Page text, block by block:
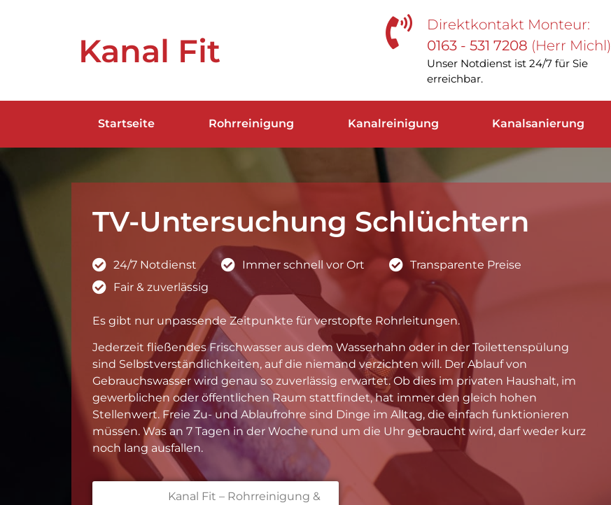
Kanal Fit
Direktkontakt Monteur:
0163 - 531 7208 (Herr Michl)
Unser Notdienst ist 24/7 für Sie
erreichbar.
Startseite Rohrreinigung Kanalreinigung Kanalsanierung
TV-Untersuchung Schlüchtern
24/7 Notdienst Immer schnell vor Ort
Transparente Preise
Fair & zuverlässig
Es gibt nur unpassende Zeitpunkte für verstopfte Rohrleitungen.
Jederzeit fließendes Frischwasser aus dem Wasserhahn oder in der Toilettenspülung
sind Selbstverständlichkeiten, auf die niemand verzichten will. Der Ablauf von
Gebrauchswasser wird genau so zuverlässig erwartet. Ob dies im privaten Haushalt, im
gewerblichen oder öffentlichen Raum stattfindet, hat immer den gleich hohen
Stellenwert. Freie Zu- und Ablaufrohre sind Dinge im Alltag, die einfach funktionieren
müssen. Was an 7 Tagen in der Woche rund um die Uhr gebraucht wird, darf weder kurz
noch lang ausfallen.
Kanal Fit – Rohrreinigung &